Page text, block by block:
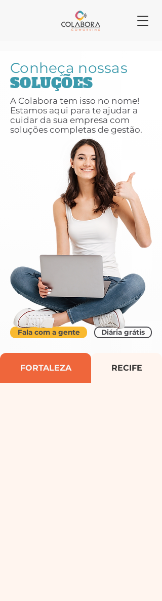
Conheça nossas
SOLUÇÕES
A Colabora tem isso no nome!
Estamos aqui para te ajudar a
cuidar da sua empresa com
soluções completas de gestão.
Fala com a gente Diária grátis
FORTALEZA RECIFE